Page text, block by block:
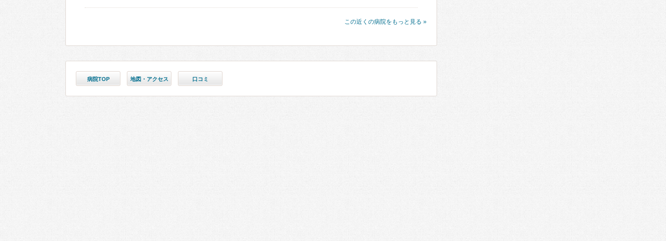
この近くの病院をもっと見る »
病院TOP 地図・アクセス 口コミ